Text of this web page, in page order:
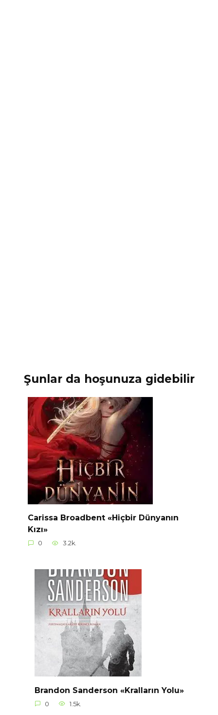
Şunlar da hoşunuza gidebilir
Carissa Broadbent «Hiçbir Dünyanın
Kızı»
0 3.2k.
Brandon Sanderson «Kralların Yolu»
0 1.5k.